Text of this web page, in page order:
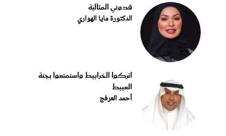
قدوتي المثاليّة
الدكتورة مايا الهواري
اتركوا الخرابيط واستمتعوا بجنة
العبيط
أحمد العرفج